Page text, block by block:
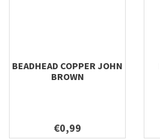
BEADHEAD COPPER JOHN
BROWN
€0,99